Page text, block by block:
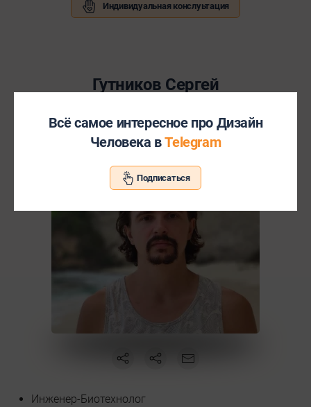
Индивидуальная конслуьтация
Гутников Сергей
Инженер-Биотехнолог
Всё самое интересное про Дизайн
Человека вTelegram
Подписаться